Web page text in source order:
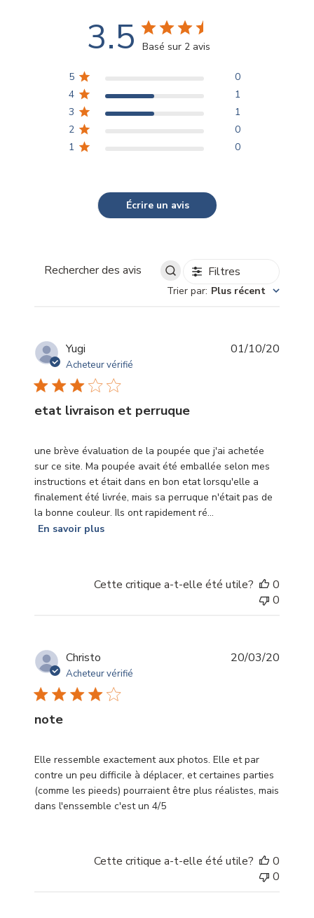
3.5 Basé sur 2 avis
5
0
4
1
3
1
2
0
1
0
Écrire un avis
Rechercher
Filtres
Trier par: Plus récent
Yugi
Acheteur vérifié
etat livraison et perruque
une brève évaluation de la poupée que j'ai achetée
sur ce site. Ma poupée avait été emballée selon mes
instructions et était dans en bon etat lorsqu'elle a
finalement été livrée, mais sa perruque n'était pas de
la bonne couleur. Ils ont rapidement ré...
En savoir plus
Date
01/10/20
Cette critique a-t-elle été utile?
0
0
Christo
Acheteur vérifié
note
Elle ressemble exactement aux photos. Elle et par
contre un peu difficile à déplacer, et certaines parties
(comme les pieeds) pourraient être plus réalistes, mais
dans l'enssemble c'est un 4/5
Date
20/03/20
Cette critique a-t-elle été utile?
0
0